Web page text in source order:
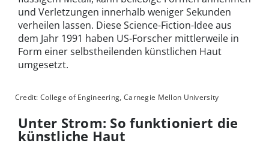
und Verletzungen innerhalb weniger Sekunden
verheilen lassen. Diese Science-Fiction-Idee aus
dem Jahr 1991 haben US-Forscher mittlerweile in
Form einer selbstheilenden künstlichen Haut
umgesetzt.
Credit: College of Engineering, Carnegie Mellon University
Unter Strom: So funktioniert die
künstliche Haut